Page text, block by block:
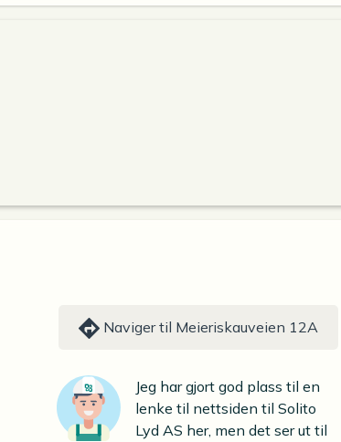
Naviger til Meieriskauveien 12A
Jeg har gjort god plass til en
lenke til nettsiden til Solito
Lyd AS her, men det ser ut til